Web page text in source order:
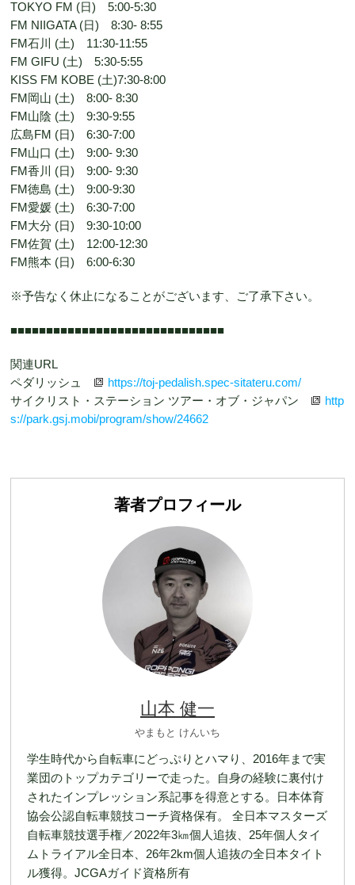
TOKYO FM (日) 5:00-5:30
FM NIIGATA (日) 8:30- 8:55
FM石川 (土) 11:30-11:55
FM GIFU (土) 5:30-5:55
KISS FM KOBE (土)7:30-8:00
FM岡山 (土) 8:00- 8:30
FM山陰 (土) 9:30-9:55
広島FM (日) 6:30-7:00
FM山口 (土) 9:00- 9:30
FM香川 (日) 9:00- 9:30
FM徳島 (土) 9:00-9:30
FM愛媛 (土) 6:30-7:00
FM大分 (日) 9:30-10:00
FM佐賀 (土) 12:00-12:30
FM熊本 (日) 6:00-6:30
※予告なく休止になることがございます、ご了承下さい。
■■■■■■■■■■■■■■■■■■■■■■■■■■■■■■
関連URL
ペダリッシュ
https://toj-pedalish.spec-sitateru.com/
サイクリスト・ステーション ツアー・オブ・ジャパン
http
s://park.gsj.mobi/program/show/24662
著者プロフィール
山本 健一
やまもと けんいち
学生時代から自転車にどっぷりとハマり、2016年まで実
業団のトップカテゴリーで走った。自身の経験に裏付け
されたインプレッション系記事を得意とする。日本体育
協会公認自転車競技コーチ資格保有。 全日本マスターズ
自転車競技選手権／2022年3㎞個人追抜、25年個人タイ
ムトライアル全日本、26年2km個人追抜の全日本タイト
ル獲得。JCGAガイド資格所有